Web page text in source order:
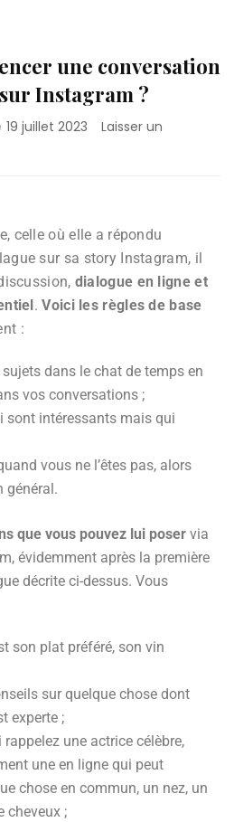
une conversation
Instagram ?
19 juillet 2023
Laisser un
celle où elle a répondu
sur sa story Instagram, il
dialogue en ligne et
. Voici les règles de base
:
dans le chat de temps en
vos conversations ;
sont intéressants mais qui
vous ne l’êtes pas, alors
général.
que vous pouvez lui poser via
évidemment après la première
décrite ci-dessus. Vous
son plat préféré, son vin
sur quelque chose dont
experte ;
une actrice célèbre,
une en ligne qui peut
chose en commun, un nez, un
cheveux ;